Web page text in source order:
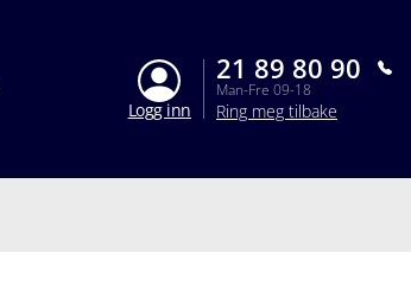
Logg inn
21 89 80 90
Man-Fre 09-18
Ring meg tilbake